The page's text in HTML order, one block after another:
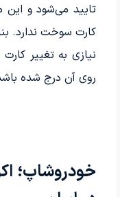
تایید می‌شود و این
کارت سوخت ندارد.
نیازی به تغییر
روی آن درج شده
خودروشاپ؛